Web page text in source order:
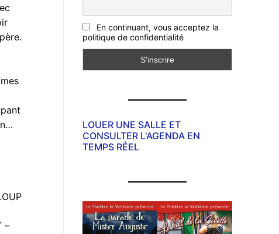
–
En continuant, vous acceptez la
politique de confidentialité
LOUER UNE SALLE ET
CONSULTER L'AGENDA EN
TEMPS RÉEL